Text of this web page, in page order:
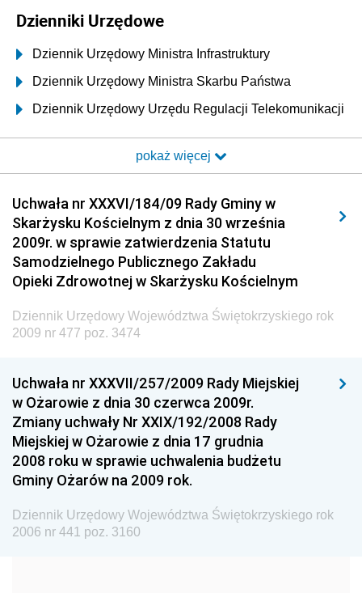
Dzienniki Urzędowe
Dziennik Urzędowy Ministra Infrastruktury
Dziennik Urzędowy Ministra Skarbu Państwa
Dziennik Urzędowy Urzędu Regulacji Telekomunikacji
Dziennik Urzędowy Ministra Transportu i Budownictwa
Elektronicznej
Dziennik Urzędowy Ministra Spraw Wewnętrznych i
Administracji
Dziennik Urzędowy Ministra Transportu
Dziennik Urzędowy Ministra Budownictwa
Dziennik Urzędowy Ministra Nauki i Szkolnictwa
Dziennik Urzędowy Głównego Urzędu Miar
Dziennik Urzędowy Ministra Rolnictwa i Rozwoju Wsi
Dziennik Urzędowy Ministra Edukacji Narodowej i
Sportu
Dziennik Urzędowy Ministra Edukacji i Nauki
Dziennik Urzędowy Ministra Edukacji Narodowej
Dziennik Urzędowy Ministra Gospodarki Morskiej
pokaż więcej
Uchwała nr XXXVI/184/09 Rady Gminy w
Skarżysku Kościelnym z dnia 30 września
2009r. w sprawie zatwierdzenia Statutu
Samodzielnego Publicznego Zakładu
Opieki Zdrowotnej w Skarżysku Kościelnym
Dziennik Urzędowy Województwa Świętokrzyskiego rok
2009 nr 477 poz. 3474
Uchwała nr XXXVII/257/2009 Rady Miejskiej
w Ożarowie z dnia 30 czerwca 2009r.
Zmiany uchwały Nr XXIX/192/2008 Rady
Miejskiej w Ożarowie z dnia 17 grudnia
2008 roku w sprawie uchwalenia budżetu
Gminy Ożarów na 2009 rok.
Dziennik Urzędowy Województwa Świętokrzyskiego rok
2006 nr 441 poz. 3160